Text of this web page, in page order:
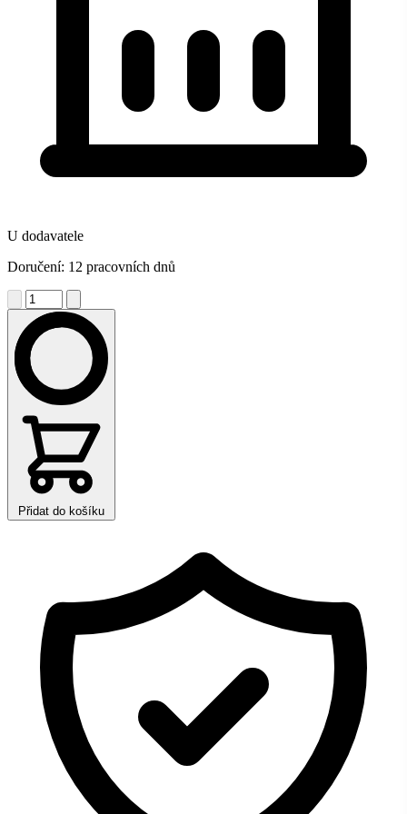
U dodavatele
Doručení: 12 pracovních dnů
Přidat do košíku